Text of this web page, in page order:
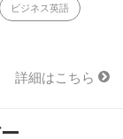
ビジネス英語
詳細はこちら